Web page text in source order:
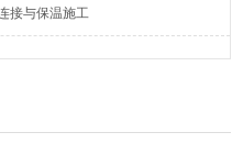
接与保温施工